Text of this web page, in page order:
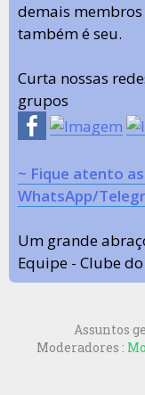
demais membros
também é seu.
Curta nossas
grupos
~ Fique atento
WhatsApp/
Um grande
Equipe - Clube
Assuntos
Moderadores :